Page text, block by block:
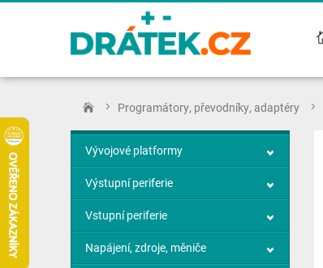
Programátory, převodníky, adaptéry
Vývojové platformy
Výstupní periferie
Vstupní periferie
Napájení, zdroje, měniče